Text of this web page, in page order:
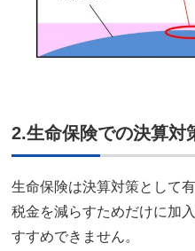
2.生命保険での決算対
生命保険は決算対策として
税金を減らすためだけに加
すすめできません。